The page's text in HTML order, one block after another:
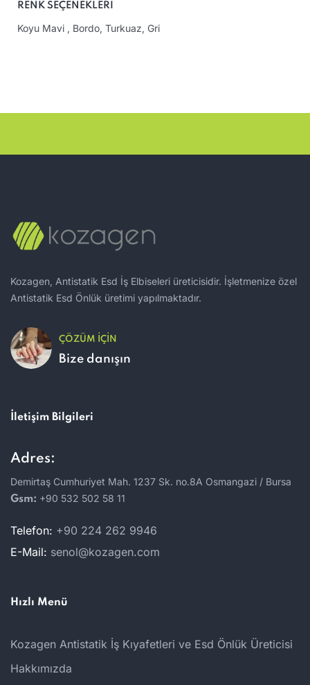
RENK SEÇENEKLERI
Koyu Mavi , Bordo, Turkuaz, Gri
Kozagen, Antistatik Esd İş Elbiseleri üreticisidir. İşletmenize özel
Antistatik Esd Önlük üretimi yapılmaktadır.
ÇÖZÜM IÇIN
Bize danışın
İletişim Bilgileri
Adres:
Demirtaş Cumhuriyet Mah. 1237 Sk. no.8A Osmangazi / Bursa
Gsm: +90 532 502 58 11
Telefon: +90 224 262 9946
E-Mail: senol@kozagen.com
Hızlı Menü
Kozagen Antistatik İş Kıyafetleri ve Esd Önlük Üreticisi
Hakkımızda